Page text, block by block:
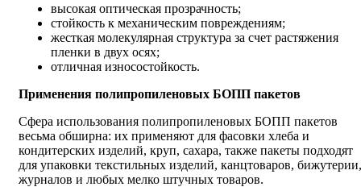
высокая оптическая прозрачность;
стойкость к механическим повреждениям;
жесткая молекулярная структура за счет растяжения
пленки в двух осях;
отличная износостойкость.
Применения полипропиленовых БОПП пакетов
Сфера использования полипропиленовых БОПП пакетов
весьма обширна: их применяют для фасовки хлеба и
кондитерских изделий, круп, сахара, также пакеты подходят
для упаковки текстильных изделий, канцтоваров, бижутерии,
журналов и любых мелко штучных товаров.